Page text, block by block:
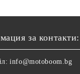
за контакти:
info@motoboom.bg